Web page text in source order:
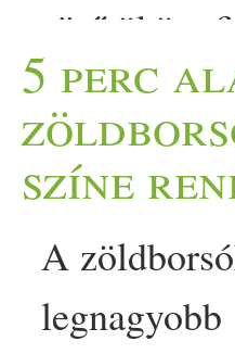
kell
amiket ma
süti:
5 perc
színe
A